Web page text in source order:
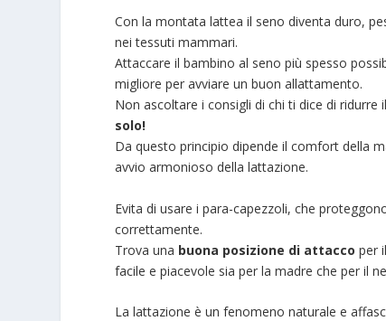
Con la montata lattea il seno diventa duro,
nei tessuti mammari.
Attaccare il bambino al seno più spesso
migliore per avviare un buon allattamento.
Non ascoltare i consigli di chi ti dice di
solo!
Da questo principio dipende il comfort della
avvio armonioso della lattazione.
Evita di usare i para-capezzoli, che
correttamente.
Trova una buona posizione di attacco per
facile e piacevole sia per la madre che per il
La lattazione è un fenomeno naturale e